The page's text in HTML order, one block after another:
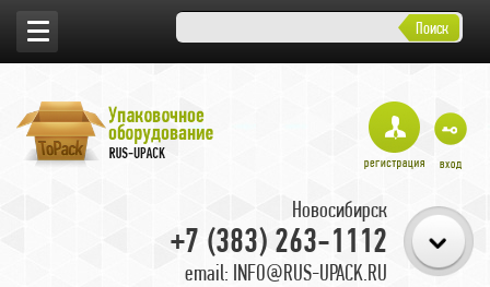
Поиск
Новосибирск
+7 (383) 263-1112
email: INFO@RUS-UPACK.RU